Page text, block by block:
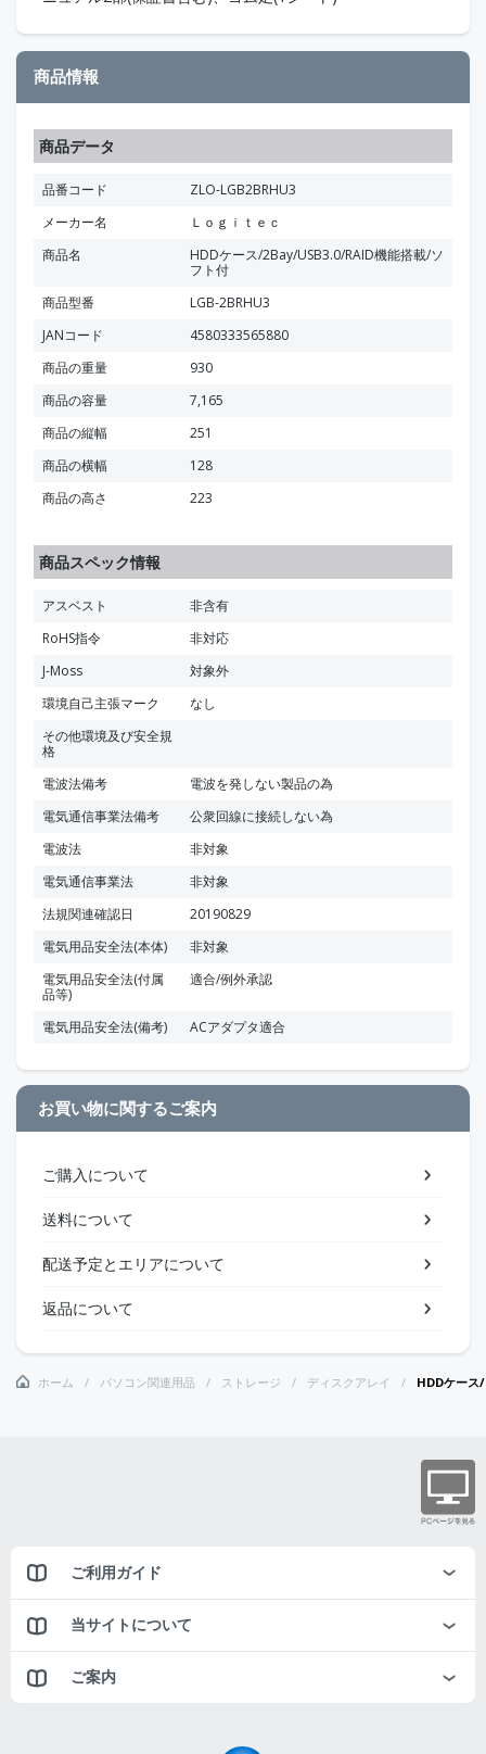
商品情報
商品データ
品番コード
ZLO-LGB2BRHU3
メーカー名
Ｌｏｇｉｔｅｃ
商品名
HDDケース/2Bay/USB3.0/RAID機能搭載/ソ
フト付
商品型番
LGB-2BRHU3
JANコード
4580333565880
商品の重量
930
商品の容量
7,165
商品の縦幅
251
商品の横幅
128
商品の高さ
223
商品スペック情報
アスベスト
非含有
RoHS指令
非対応
J-Moss
対象外
環境自己主張マーク
なし
その他環境及び安全規
格
電波法備考
電波を発しない製品の為
電気通信事業法備考
公衆回線に接続しない為
電波法
非対象
電気通信事業法
非対象
法規関連確認日
20190829
電気用品安全法(本体)
非対象
電気用品安全法(付属
品等)
適合/例外承認
電気用品安全法(備考) ACアダプタ適合
お買い物に関するご案内
ご購入について
送料について
配送予定とエリアについて
返品について
ホーム パソコン関連用品 ストレージ ディスクアレイ HDDケー
ご利用ガイド
当サイトについて
ご案内